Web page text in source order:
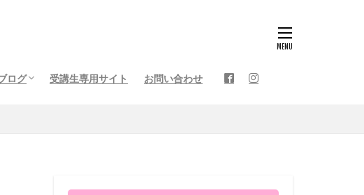
ログ 受講生専用サイト お問い合わせ